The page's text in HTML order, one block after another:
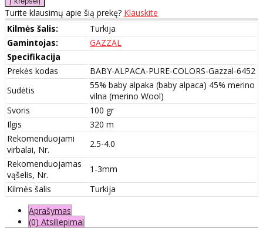
Turite klausimų apie šią prekę? Klauskite
Kilmės šalis:
Turkija
Gamintojas:
GAZZAL
Specifikacija
Prekės kodas
BABY-ALPACA-PURE-COLORS-Gazzal-6452
Sudėtis
55% baby alpaka (baby alpaca) 45% merino
vilna (merino Wool)
Svoris
100 gr
Ilgis
320 m
Rekomenduojami
virbalai, Nr.
2.5-4.0
Rekomenduojamas
vąšelis, Nr.
1-3mm
Kilmės šalis
Turkija
Aprašymas
(0) Atsiliepimai